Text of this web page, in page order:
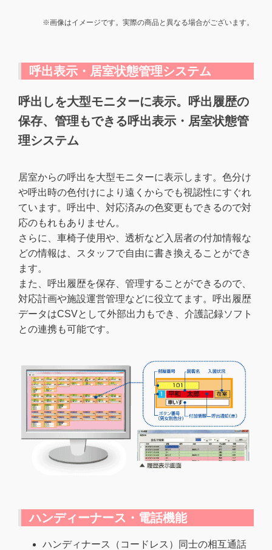
※画像はイメージです。実際の商品と異なる場合がございます。
呼出表示・居室状態管理システム
呼出しを大型モニターに表示。呼出履歴の
保存、管理もできる呼出表示・居室状態管
理システム
居室からの呼出を大型モニターに表示します。色分け
や呼出時の色付けにより遠くからでも視認性にすぐれ
ています。呼出中、対応済みの色変更もできるので対
応のもれもありません。
さらに、車椅子使用や、透析など入居者の付加情報な
どの情報は、スタッフで自由に書き換えることができ
ます。
また、呼出履歴を保存、管理することができるので、
対応計画や施設運営管理などに役立てます。呼出履歴
データはCSVとして外部出力もでき、介護記録ソフト
との連携も可能です。
ハンディーナース・電話機能
ハンディナース（コードレス）同士の相互通話